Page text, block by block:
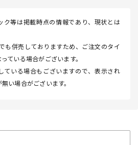
等は掲載時点の情報であり、現状とは
も併売しておりますため、ご注文のタイ
ている場合がございます。
いる場合もございますので、表示され
い場合がございます。